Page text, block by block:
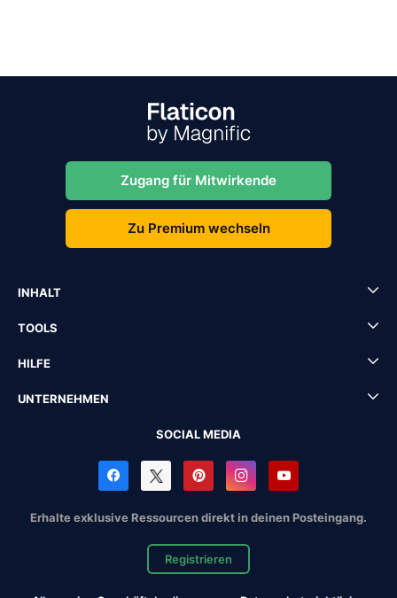
Zugang für Mitwirkende
Zu Premium wechseln
INHALT
TOOLS
HILFE
UNTERNEHMEN
SOCIAL MEDIA
Erhalte exklusive Ressourcen direkt in deinen Posteingang.
Registrieren